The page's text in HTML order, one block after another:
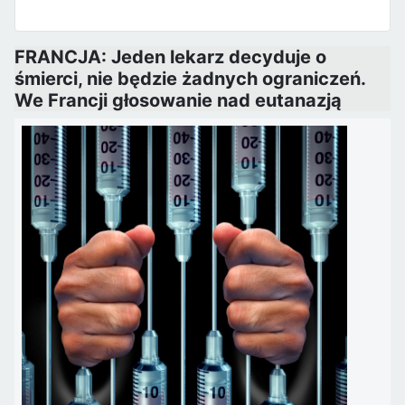
FRANCJA: Jeden lekarz decyduje o
śmierci, nie będzie żadnych ograniczeń.
We Francji głosowanie nad eutanazją